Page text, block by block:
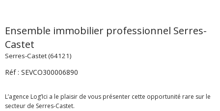
Ensemble immobilier professionnel Serres-
Castet
Serres-Castet (64121)
Réf : SEVCO300006890
L’agence Log’Ici a le plaisir de vous présenter cette opportunité rare sur le
secteur de Serres-Castet.